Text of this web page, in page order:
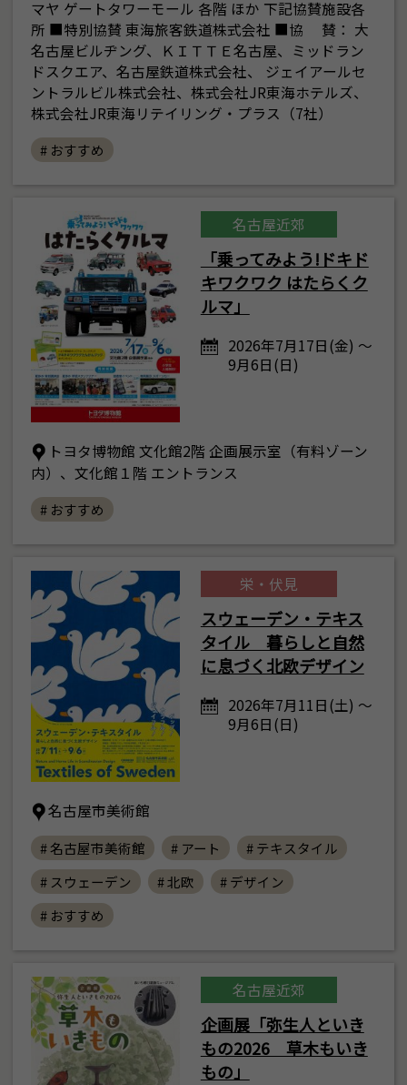
マヤ ゲートタワーモール 各階 ほか 下記協賛施設各
所 ■特別協賛 東海旅客鉄道株式会社 ■協 賛： 大
名古屋ビルヂング、ＫＩＴＴＥ名古屋、ミッドラン
ドスクエア、名古屋鉄道株式会社、 ジェイアールセ
ントラルビル株式会社、株式会社JR東海ホテルズ、
株式会社JR東海リテイリング・プラス（7社）
# おすすめ
名古屋近郊
「乗ってみよう!ドキド
キワクワク はたらくク
ルマ」
2026年7月17日(金) ～
9月6日(日)
トヨタ博物館 文化館2階 企画展示室（有料ゾーン
内）、文化館１階 エントランス
# おすすめ
栄・伏見
スウェーデン・テキス
タイル 暮らしと自然
に息づく北欧デザイン
2026年7月11日(土) ～
9月6日(日)
名古屋市美術館
# 名古屋市美術館 # アート
# テキスタイル
# スウェーデン
# 北欧
# デザイン
# おすすめ
名古屋近郊
企画展「弥生人といき
もの2026 草木もいき
もの」